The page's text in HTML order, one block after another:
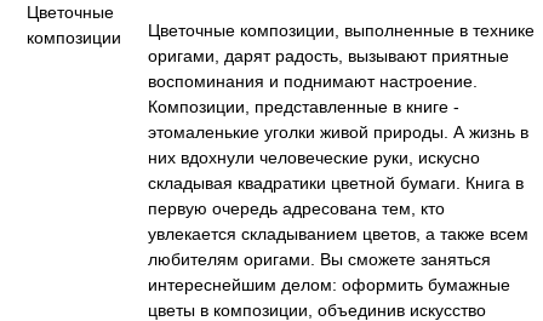
Цветочные композиции, выполненные в технике
оригами, дарят радость, вызывают приятные
воспоминания и поднимают настроение.
Композиции, представленные в книге -
этомаленькие уголки живой природы. А жизнь в
них вдохнули человеческие руки, искусно
складывая квадратики цветной бумаги. Книга в
первую очередь адресована тем, кто
увлекается складыванием цветов, а также всем
любителям оригами. Вы сможете заняться
интереснейшим делом: оформить бумажные
цветы в композиции, объединив искусство